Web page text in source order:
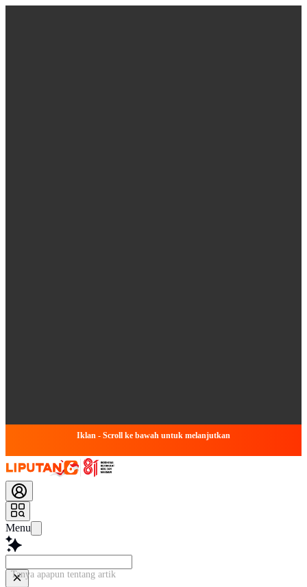
Iklan - Scroll ke bawah untuk melanjutkan
Menu
Tanya apapun tentang artikel ini...